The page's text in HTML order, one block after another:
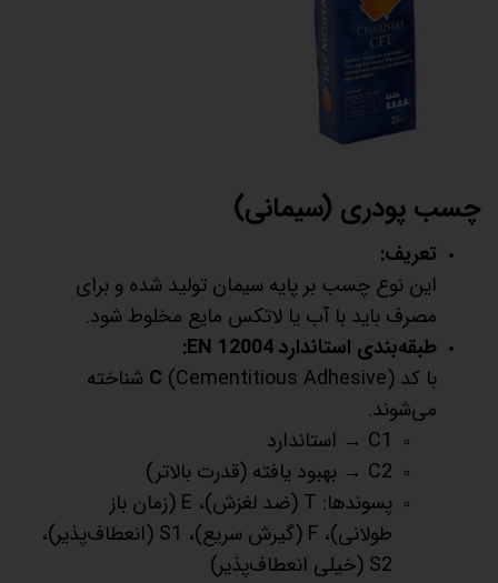
چسب پودری (سیمانی)
تعریف:
این نوع چسب بر پایه سیمان تولید شده و برای
مصرف باید با آب یا لاتکس مایع مخلوط شود.
طبقه‌بندی استاندارد EN 12004:
با کد
C (Cementitious Adhesive) شناخته
می‌شوند.
C1 → استاندارد
C2 → بهبود یافته (قدرت بالاتر)
پسوندها: T (ضد لغزش)، E (زمان باز
طولانی)، F (گیرش سریع)، S1 (انعطاف‌پذیر)،
S2 (خیلی انعطاف‌پذیر)